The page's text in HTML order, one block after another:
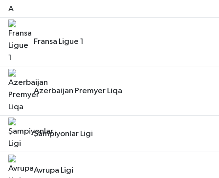
Fransa Ligue 1
Azerbaijan Premyer Liqa
Şampiyonlar Ligi
Avrupa Ligi